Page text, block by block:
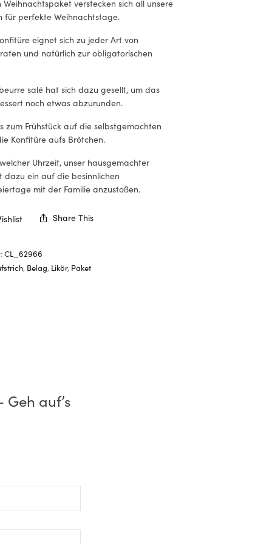
Weihnachtspaket verstecken sich all unsere
für perfekte Weihnachtstage.
eignet sich zu jeder Art von
und natürlich zur obligatorischen
salé hat sich dazu gesellt, um das
noch etwas abzurunden.
zum Frühstück auf die selbstgemachten
Konfitüre aufs Brötchen.
Uhrzeit, unser hausgemachter
dazu ein auf die besinnlichen
mit der Familie anzustoßen.
Share This
CL_62966
, Belag, Likör, Paket
auf’s